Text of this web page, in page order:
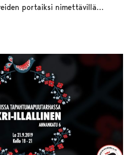
portaiksi nimettävillä…